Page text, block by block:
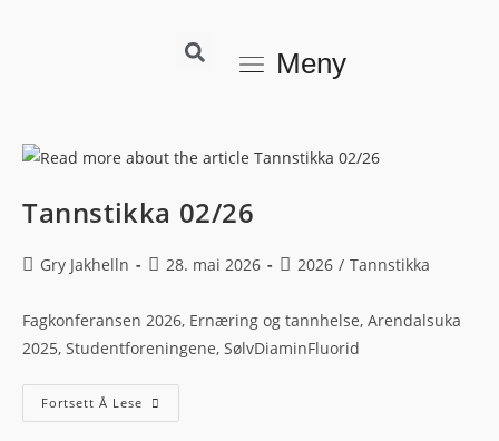
Meny
Tannstikka 02/26
Gry Jakhelln 28. mai 2026 2026 / Tannstikka
Fagkonferansen 2026, Ernæring og tannhelse, Arendalsuka
2025, Studentforeningene, SølvDiaminFluorid
Fortsett Å Lese